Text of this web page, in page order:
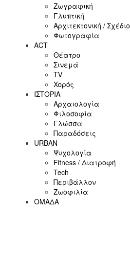
Ζωγραφική
Γλυπτική
Αρχιτεκτονική / Σχέδιο
Φωτογραφία
ACT
Θέατρο
Σινεμά
ΤV
Χορός
ΙΣΤΟΡΙΑ
Αρχαιολογία
Φιλοσοφία
Γλώσσα
Παραδόσεις
URBAN
Ψυχολογία
Fitness / Διατροφή
Tech
Περιβάλλον
Ζωοφιλία
ΟΜΑΔΑ